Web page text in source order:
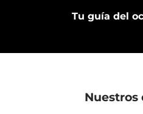
Tu guía del
Nuestros